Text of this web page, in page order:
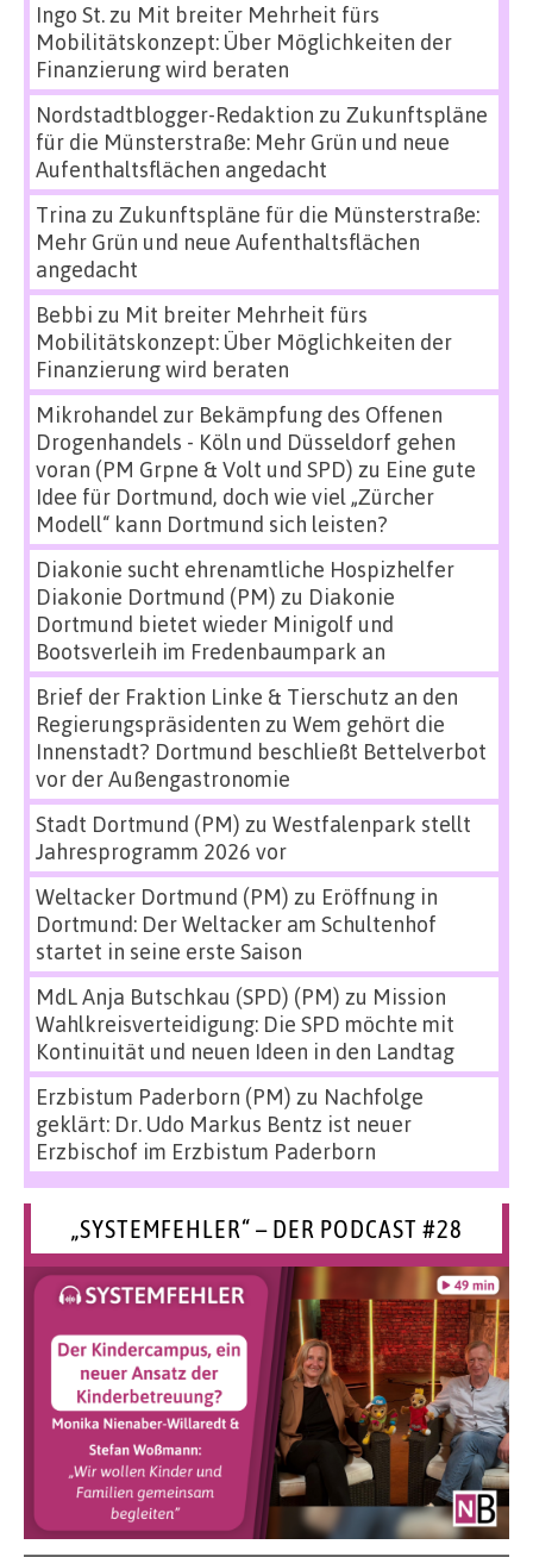
Ingo St.zu Mit breiter Mehrheit fürs
Mobilitätskonzept: Über Möglichkeiten der
Finanzierung wird beraten
Nordstadtblogger-Redaktion zu Zukunftspläne
für die Münsterstraße: Mehr Grün und neue
Aufenthaltsflächen angedacht
Trina zu Zukunftspläne für die Münsterstraße:
Mehr Grün und neue Aufenthaltsflächen
angedacht
Bebbi zu Mit breiter Mehrheit fürs
Mobilitätskonzept: Über Möglichkeiten der
Finanzierung wird beraten
Mikrohandel zur Bekämpfung des Offenen
Drogenhandels - Köln und Düsseldorf gehen
voran (PM Grpne & Volt und SPD) zu Eine gute
Idee für Dortmund, doch wie viel „Zürcher
Modell“ kann Dortmund sich leisten?
Diakonie sucht ehrenamtliche Hospizhelfer
Diakonie Dortmund (PM) zu Diakonie
Dortmund bietet wieder Minigolf und
Bootsverleih im Fredenbaumpark an
Brief der Fraktion Linke & Tierschutz an den
Regierungspräsidenten zu Wem gehört die
Innenstadt? Dortmund beschließt Bettelverbot
vor der Außengastronomie
Stadt Dortmund (PM) zu Westfalenpark stellt
Jahresprogramm 2026 vor
Weltacker Dortmund (PM) zu Eröffnung in
Dortmund: Der Weltacker am Schultenhof
startet in seine erste Saison
MdL Anja Butschkau (SPD) (PM) zu Mission
Wahlkreisverteidigung: Die SPD möchte mit
Kontinuität und neuen Ideen in den Landtag
Erzbistum Paderborn (PM) zu Nachfolge
geklärt: Dr. Udo Markus Bentz ist neuer
Erzbischof im Erzbistum Paderborn
„SYSTEMFEHLER“ – DER PODCAST #28